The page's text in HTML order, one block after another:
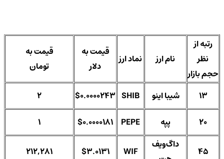
قیمت به
تومان
قیمت به
دلار
نماد ارز نام ارز
رتبه از
نظر
حجم بازار
2
$0.0000243 SHIB شیبا اینو
13
$0.0000181 PEPE پپه 20
212,281 $3.0131 WIF
داگ‌ویف
45